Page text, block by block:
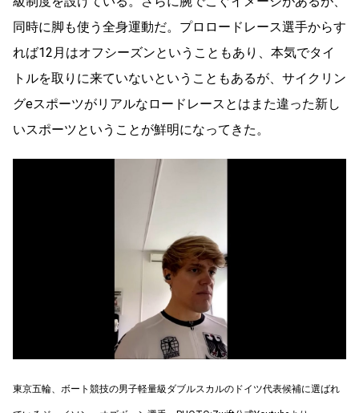
同時に脚も使う全身運動だ。プロロードレース選手からす
れば12月はオフシーズンということもあり、本気でタイ
トルを取りに来ていないということもあるが、サイクリン
グeスポーツがリアルなロードレースとはまた違った新し
いスポーツということが鮮明になってきた。
東京五輪、ボート競技の男子軽量級ダブルスカルのドイツ代表候補に選ばれ